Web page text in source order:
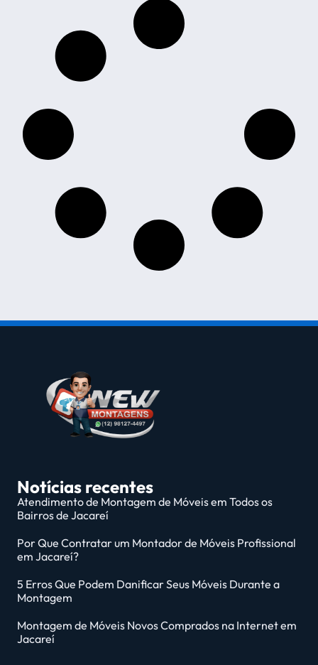
Notícias recentes
Atendimento de Montagem de Móveis em Todos os
Bairros de Jacareí
Por Que Contratar um Montador de Móveis Profissional
em Jacareí?
5 Erros Que Podem Danificar Seus Móveis Durante a
Montagem
Montagem de Móveis Novos Comprados na Internet em
Jacareí